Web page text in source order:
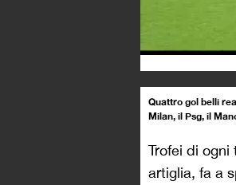
Quattro gol belli
Milan, il Psg, il
Trofei di
artiglia, fa a